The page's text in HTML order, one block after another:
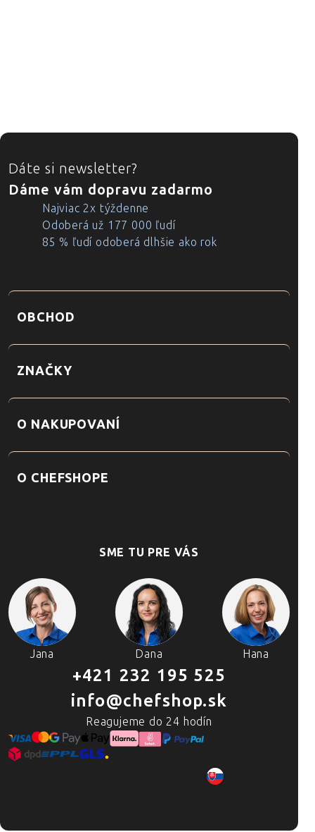
ZÁPÄTIE
Dáte si newsletter?
Dáme vám dopravu zadarmo
Najviac 2x týždenne
Odoberá už 177 000 ľudí
85 % ľudí odoberá dlhšie ako rok
OBCHOD
ZNAČKY
O NAKUPOVANÍ
O CHEFSHOPE
SME TU PRE VÁS
Jana Dana Hana
+421 232 195 525
info@chefshop.sk
Reagujeme do 24 hodín